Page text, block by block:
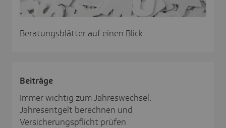
Beratungsblätter auf einen Blick
Beiträge
Immer wichtig zum Jahreswechsel:
Jahresentgelt berechnen und
Versicherungspflicht prüfen